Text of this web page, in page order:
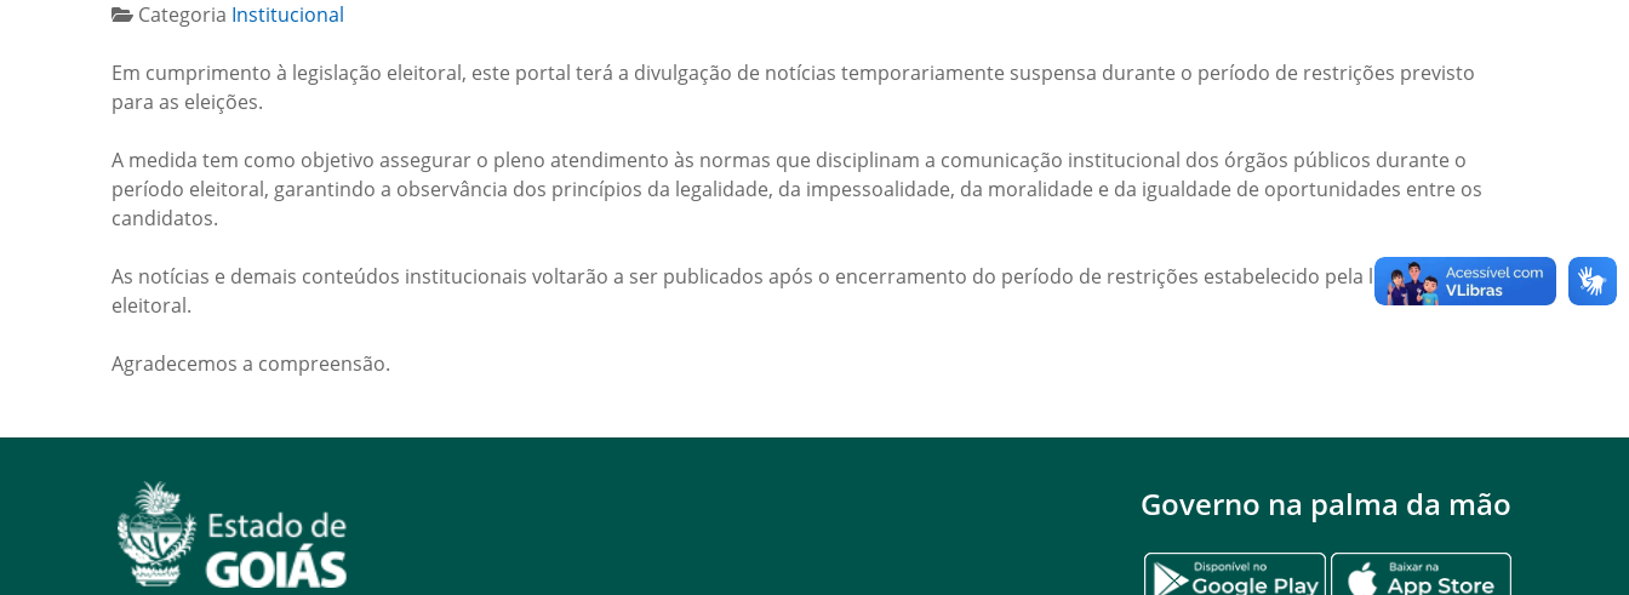
Categoria Institucional
Em cumprimento à legislação eleitoral, este portal terá a divulgação de notícias temporariamente suspensa durante o período de restrições previsto
para as eleições.
A medida tem como objetivo assegurar o pleno atendimento às normas que disciplinam a comunicação institucional dos órgãos públicos durante o
período eleitoral, garantindo a observância dos princípios da legalidade, da impessoalidade, da moralidade e da igualdade de oportunidades entre os
candidatos.
As notícias e demais conteúdos institucionais voltarão a ser publicados após o encerramento do período de restrições estabelecido pela legislação
eleitoral.
Agradecemos a compreensão.
Governo na palma da mão